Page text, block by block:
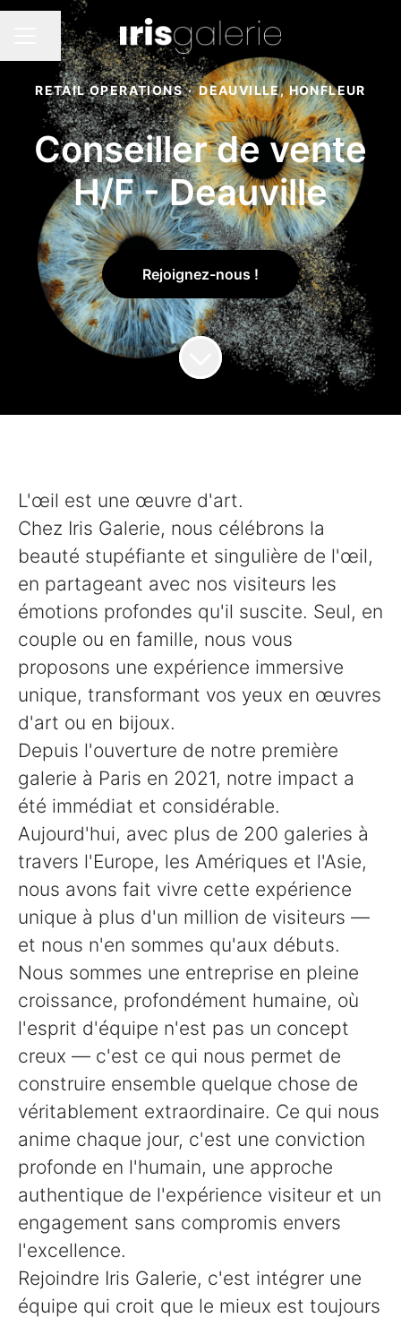
MENU CARRIÈRE
Partager la page
RETAIL OPERATIONS · DEAUVILLE, HONFLEUR
Conseiller de vente
H/F - Deauville
Rejoignez-nous !
L'œil est une œuvre d'art.
Chez Iris Galerie, nous célébrons la
beauté stupéfiante et singulière de l'œil,
en partageant avec nos visiteurs les
émotions profondes qu'il suscite. Seul, en
couple ou en famille, nous vous
proposons une expérience immersive
unique, transformant vos yeux en œuvres
d'art ou en bijoux.
Depuis l'ouverture de notre première
galerie à Paris en 2021, notre impact a
été immédiat et considérable.
Aujourd'hui, avec plus de 200 galeries à
travers l'Europe, les Amériques et l'Asie,
nous avons fait vivre cette expérience
unique à plus d'un million de visiteurs —
et nous n'en sommes qu'aux débuts.
Nous sommes une entreprise en pleine
croissance, profondément humaine, où
l'esprit d'équipe n'est pas un concept
creux — c'est ce qui nous permet de
construire ensemble quelque chose de
véritablement extraordinaire. Ce qui nous
anime chaque jour, c'est une conviction
profonde en l'humain, une approche
authentique de l'expérience visiteur et un
engagement sans compromis envers
l'excellence.
Rejoindre Iris Galerie, c'est intégrer une
équipe qui croit que le mieux est toujours